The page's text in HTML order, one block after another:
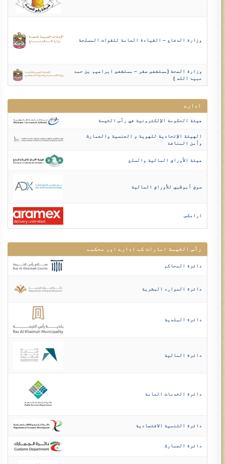
وزارة الدفاع – القيادة العامة للقوات المسلحة
وزارة الصحة (مستشفى صقر – مستشفى ابراهيم بن حمد
عبيد الله )
ادارے
هيئة الحكومة الإلكترونية في رأس الخيمة
الهيئة الإتحادية للهوية و الجنسية والجمارك
وأمن المنافذ
هيئة الأوراق المالية والسلع
سوق أبوظبي للأوراق المالية​
ارامكس
رأس الخيمة امارات کے ادارے اور محکمے
دائرة المحاكم
دائرة الموارد البشرية
دائرة البلدية
دائرة المالية
دائرة الخدمات العامة
دائرة التنمية الاقتصادية
دائرة الجمارك